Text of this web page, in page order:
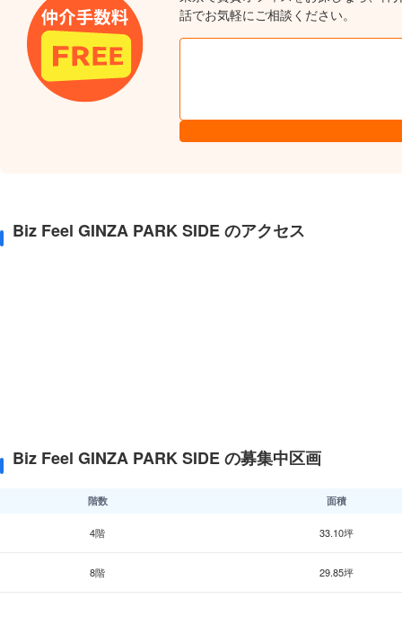
話でお気軽にご相談ください。
Biz Feel GINZA PARK SIDE のアクセス
Biz Feel GINZA PARK SIDE の募集中区画
階数 面積
4階 33.10坪
8階 29.85坪